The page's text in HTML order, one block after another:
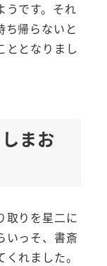
うです。それ
ち帰らないと
ととなりまし
まお
取りを星二に
いっそ、書斎
れました。